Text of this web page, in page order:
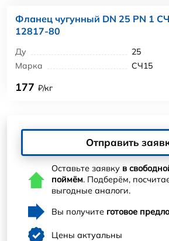
Фланец чугунный DN 25 PN 1
12817-80
Ду
25
Марка
СЧ15
177 ₽/кг
Отправить
Оставьте заявку в
поймём. Подберём,
выгодные аналоги.
Вы получите готовое
Цены актуальны